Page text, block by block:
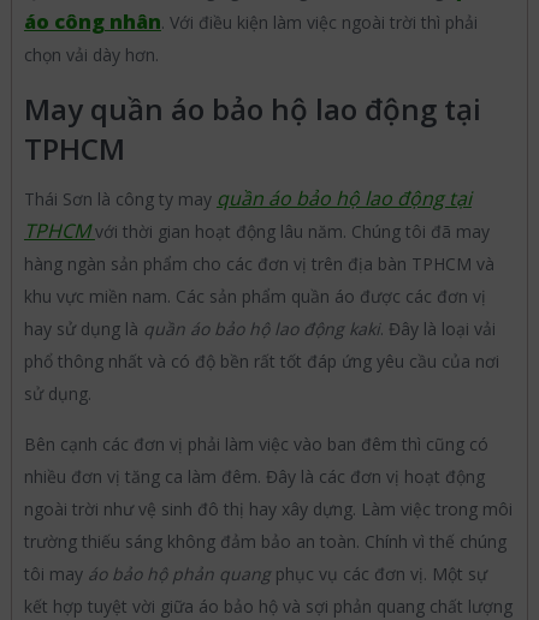
áo công nhân. Với điều kiện làm việc ngoài trời thì phải
chọn vải dày hơn.
May quần áo bảo hộ lao động tại
TPHCM
Thái Sơn là công ty may quần áo bảo hộ lao động tại
TPHCM với thời gian hoạt động lâu năm. Chúng tôi đã may
hàng ngàn sản phẩm cho các đơn vị trên địa bàn TPHCM và
khu vực miền nam. Các sản phẩm quần áo được các đơn vị
hay sử dụng là quần áo bảo hộ lao động kaki. Đây là loại vải
phổ thông nhất và có độ bền rất tốt đáp ứng yêu cầu của nơi
sử dụng.
Bên cạnh các đơn vị phải làm việc vào ban đêm thì cũng có
nhiều đơn vị tăng ca làm đêm. Đây là các đơn vị hoạt động
ngoài trời như vệ sinh đô thị hay xây dựng. Làm việc trong môi
trường thiếu sáng không đảm bảo an toàn. Chính vì thế chúng
tôi may áo bảo hộ phản quangphục vụ các đơn vị. Một sự
kết hợp tuyệt vời giữa áo bảo hộ và sợi phản quang chất lượng